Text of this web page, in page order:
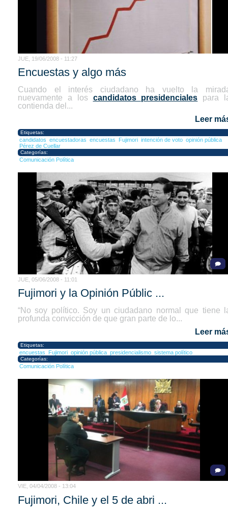
JUE, 19/06/2008 - 11:27
Encuestas y algo más
Cuando el interés ciudadano ha vuelto la
nuevamente a los candidatos presidenciales para
contienda del...
Leer
Etiquetas:
candidatos encuestadoras encuestas Fujimori intención de voto opinión pública
Pérez de Cuellar
Categorías:
Comunicación Política
JUE, 05/06/2008 - 11:01
Fujimori y la Opinión Públic ...
“No soy político. Soy un ciudadano normal que tiene
profunda convicción de que gran parte de lo...
Leer
Etiquetas:
encuestas Fujimori opinión pública presidencialismo sistema político
Categorías:
Comunicación Política
VIE, 04/04/2008 - 13:04
Fujimori, Chile y el 5 de abri ...